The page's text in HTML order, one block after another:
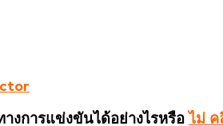
งการแข่งขันได้อย่างไรหรือ ไม่ ค